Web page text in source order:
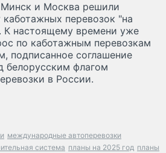
и Москва решили
перевозок "на
К настоящему времени уже
по каботажным перевозкам
подписанное соглашение
белорусским флагом
в России.
международные автоперевозки
система планы на 2025 год планы